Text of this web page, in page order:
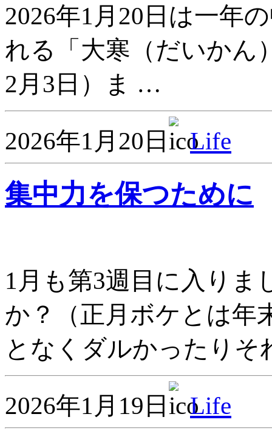
2026年1月20日は一年
れる「大寒（だいかん
2月3日）ま …
2026年1月20日 Life
集中力を保つために
1月も第3週目に入りま
か？（正月ボケとは年
となくダルかったり
2026年1月19日 Life